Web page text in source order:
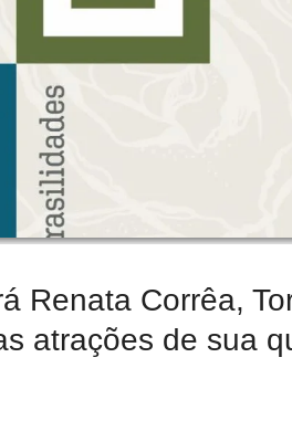
Renata Corrêa,
atrações de sua